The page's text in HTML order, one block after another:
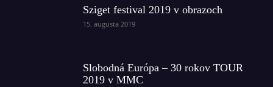
Sziget festival 2019 v obrazoch
15. augusta 2019
Slobodná Európa – 30 rokov TOUR
2019 v MMC